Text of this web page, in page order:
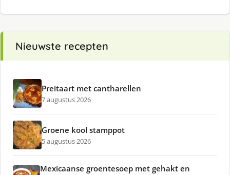
Nieuwste recepten
Preitaart met cantharellen
7 augustus 2026
Groene kool stamppot
5 augustus 2026
Mexicaanse groentesoep met gehakt en